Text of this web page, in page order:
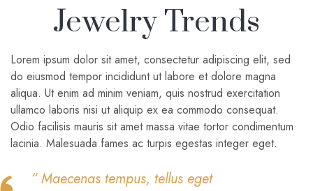
Jewelry Trends
Lorem ipsum dolor sit amet, consectetur adipiscing elit, sed
do eiusmod tempor incididunt ut labore et dolore magna
aliqua. Ut enim ad minim veniam, quis nostrud exercitation
ullamco laboris nisi ut aliquip ex ea commodo consequat.
Odio facilisis mauris sit amet massa vitae tortor condimentum
lacinia. Malesuada fames ac turpis egestas integer eget.
“ Maecenas tempus, tellus eget